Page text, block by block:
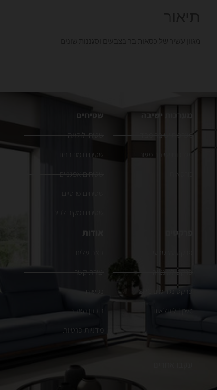
מערכות ישיבה
מערכות ישיבה מבד
מערכות ישיבה מעור
כורסאות
שטיחים
שטיחי לולאה
שטיחים מודרנים
שטיחים אפגניים
שטיחים פרסיים
שטיחים מקיר לקיר
פרקטים
פרקט עץ טבעי
פרקט למינציה
פרקט נגד מים SPC
pvc | לינולאום
אודות
קצת עלינו
יצירת קשר
נגישות
תקנון האתר
מדניות פרטיות